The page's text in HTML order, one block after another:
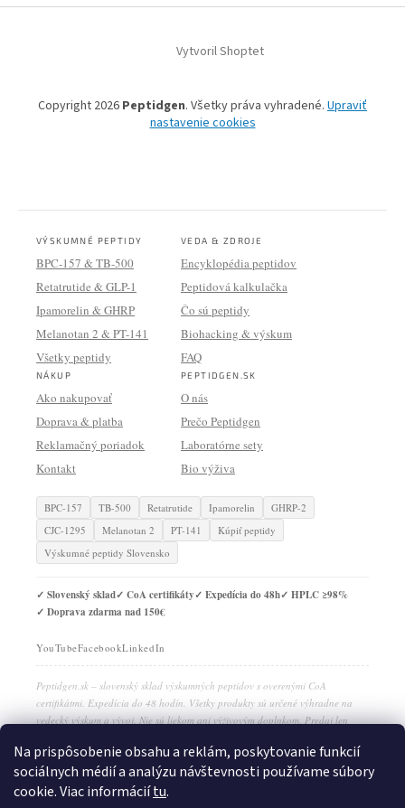
Na prispôsobenie obsahu a reklám, poskytovanie funkcií
sociálnych médií a analýzu návštevnosti používame súbory
cookie. Viac informáciítu.
Vytvoril Shoptet
Copyright 2026 Peptidgen. Všetky práva vyhradené. Upraviť
nastavenie cookies
VÝSKUMNÉ PEPTIDY
BPC-157 & TB-500
Retatrutide & GLP-1
Ipamorelin & GHRP
Melanotan 2 & PT-141
Všetky peptidy
VEDA & ZDROJE
Encyklopédia peptidov
Peptidová kalkulačka
Čo sú peptidy
Biohacking & výskum
FAQ
NÁKUP
Ako nakupovať
Doprava & platba
Reklamačný poriadok
Kontakt
PEPTIDGEN.SK
O nás
Prečo Peptidgen
Laboratórne sety
Bio výživa
BPC-157 TB-500 Retatrutide Ipamorelin
GHRP-2
CJC-1295
Melanotan 2 PT-141
Kúpiť peptidy
Výskumné peptidy Slovensko
✓ Slovenský sklad✓ CoA certifikáty✓ Expedícia do 48h✓ HPLC ≥98%
✓ Doprava zdarma nad 150€
YouTubeFacebookLinkedIn
Peptidgen.sk – slovenský sklad výskumných peptidov s overenými CoA
certifikátmi. Expedícia do 48 hodín. Všetky produkty sú určené výhradne na
vedecký výskum a vývoj. Nie sú liekom ani výživovým doplnkom. Predaj len